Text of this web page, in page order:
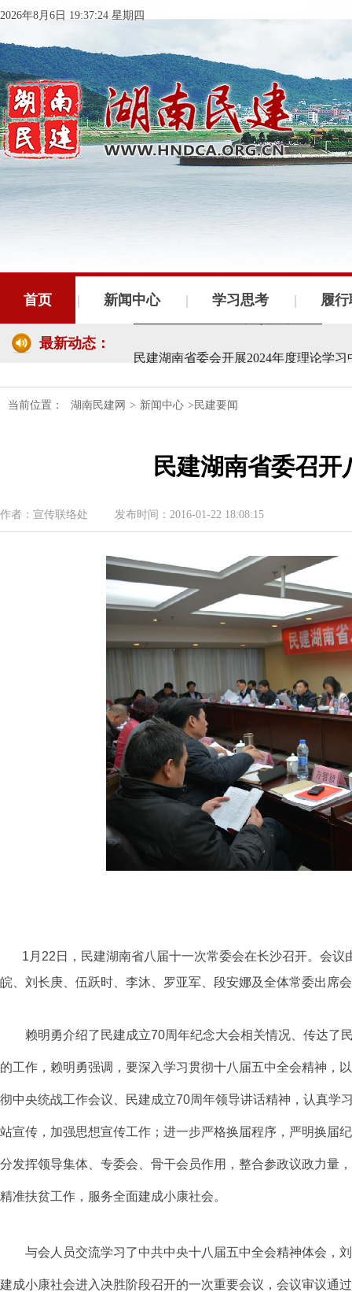
2026年8月6日 19:37:24 星期四
首页 新闻中心 学习思考 履
最新动态：
民建湖南省十届十次常委会议召开
民建湖南省委会召开全省组织建设工作
民建湖南省第十届委员会内部监督委
当前位置： 湖南民建网 > 新闻中心 >民建要闻
民建湖南省委召
作者：宣传联络处 发布时间：2016-01-22 18:08:15
1 月22日，民建湖南省八届十一次常委会在长沙召开。会
皖、刘长庚、伍跃时、李沐、罗亚军、段安娜及全体常委出席
赖明勇介绍了民建成立70周年纪念大会相关情况、传达了
的工作，赖明勇强调，要深入学习贯彻十八届五中全会精神，
彻中央统战工作会议、民建成立70周年领导讲话精神，认真学
站宣传，加强思想宣传工作；进一步严格换届程序，严明换届
分发挥领导集体、专委会、骨干会员作用，整合参政议政力量
精准扶贫工作，服务全面建成小康社会。
与会人员交流学习了中共中央十八届五中全会精神体会，
建成小康社会进入决胜阶段召开的一次重要会议，会议审议通